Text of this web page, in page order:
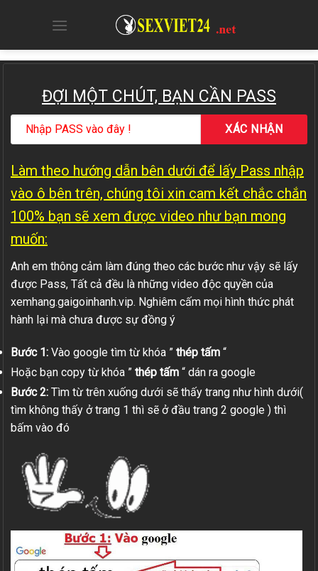
ĐỢI MỘT CHÚT, BẠN CẦN PASS
Làm theo hướng dẫn bên dưới để lấy Pass nhập
vào ô bên trên, chúng tôi xin cam kết chắc chắn
100% bạn sẽ xem được video như bạn mong
muốn:
Anh em thông cảm làm đúng theo các bước như vậy sẽ lấy
được Pass, Tất cả đều là những video độc quyền của
xemhang.gaigoinhanh.vip. Nghiêm cấm mọi hình thức phát
hành lại mà chưa được sự đồng ý
Bước 1: Vào google tìm từ khóa ” thép tấm “
Hoặc bạn copy từ khóa ” thép tấm “ dán ra google
Bước 2: Tìm từ trên xuống dưới sẽ thấy trang như hình dưới(
tìm không thấy ở trang 1 thì sẽ ở đầu trang 2 google ) thì
bấm vào đó